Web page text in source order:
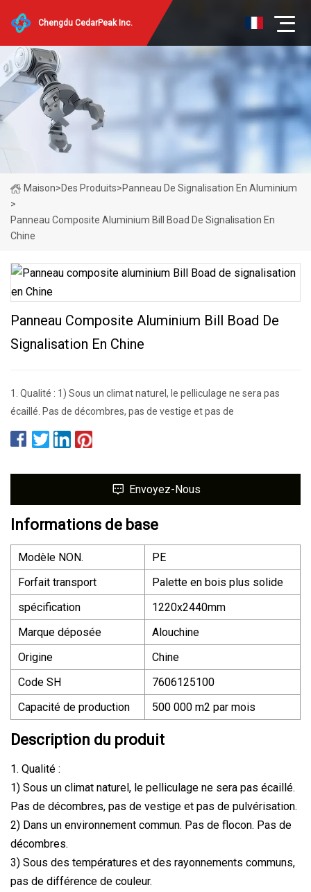
Chengdu CedarPeak Inc.
Maison>Des Produits>Panneau De Signalisation En Aluminium
>
Panneau Composite Aluminium Bill Boad De Signalisation En
Chine
Panneau Composite Aluminium Bill Boad De
Signalisation En Chine
1. Qualité : 1) Sous un climat naturel, le pelliculage ne sera pas
écaillé. Pas de décombres, pas de vestige et pas de
Envoyez-Nous
Informations de base
Modèle NON.
PE
Forfait transport
Palette en bois plus solide
spécification
1220x2440mm
Marque déposée
Alouchine
Origine
Chine
Code SH
7606125100
Capacité de production
500 000 m2 par mois
Description du produit
1. Qualité :
1) Sous un climat naturel, le pelliculage ne sera pas écaillé.
Pas de décombres, pas de vestige et pas de pulvérisation.
2) Dans un environnement commun. Pas de flocon. Pas de
décombres.
3) Sous des températures et des rayonnements communs,
pas de différence de couleur.